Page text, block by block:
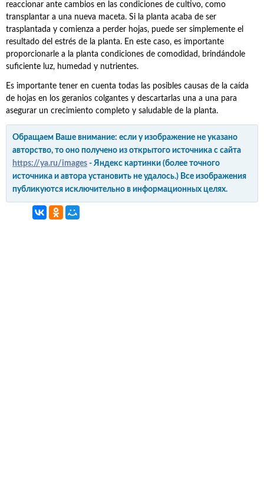
reaccionar ante cambios en las condiciones de cultivo, como
transplantar a una nueva maceta. Si la planta acaba de ser
trasplantada y comienza a perder hojas, puede ser simplemente el
resultado del estrés de la planta. En este caso, es importante
proporcionarle a la planta condiciones de comodidad, brindándole
suficiente luz, humedad y nutrientes.
Es importante tener en cuenta todas las posibles causas de la caída
de hojas en los geranios colgantes y descartarlas una a una para
asegurar un crecimiento completo y saludable de la planta.
Обращаем Ваше внимание: если у изображение не указано
авторство, то оно получено из открытого источника с сайта
https://ya.ru/images - Яндекс картинки (более точного
источника и автора установить не удалось.) Все изображения
публикуются исключительно в информационных целях.